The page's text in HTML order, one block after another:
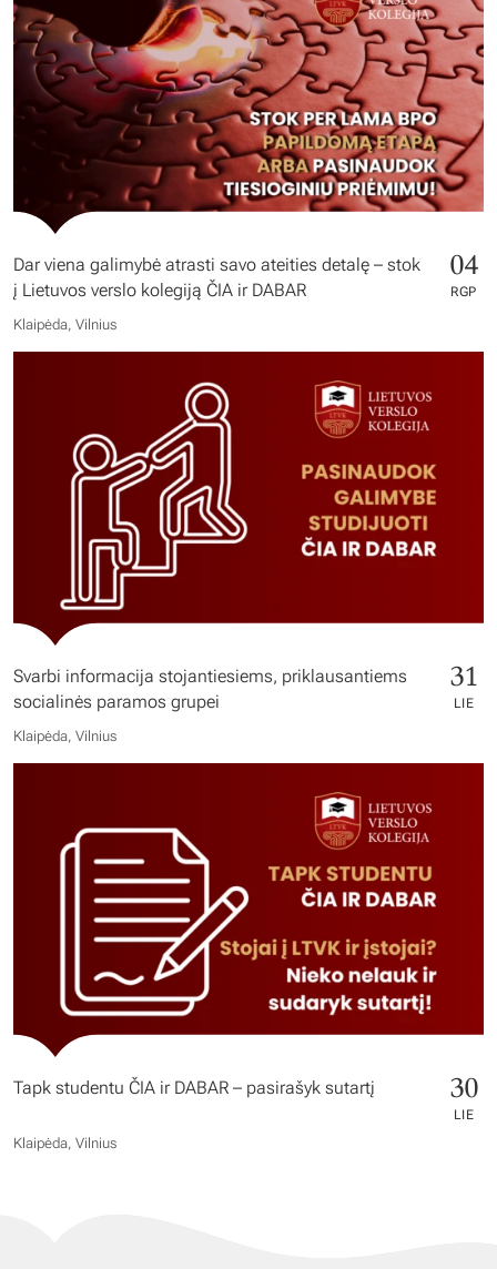
Dar viena galimybė atrasti savo ateities detalę – stok
į Lietuvos verslo kolegiją ČIA ir DABAR
04
RGP
Klaipėda, Vilnius
Svarbi informacija stojantiesiems, priklausantiems
socialinės paramos grupei
31
LIE
Klaipėda, Vilnius
Tapk studentu ČIA ir DABAR – pasirašyk sutartį 30
LIE
Klaipėda, Vilnius